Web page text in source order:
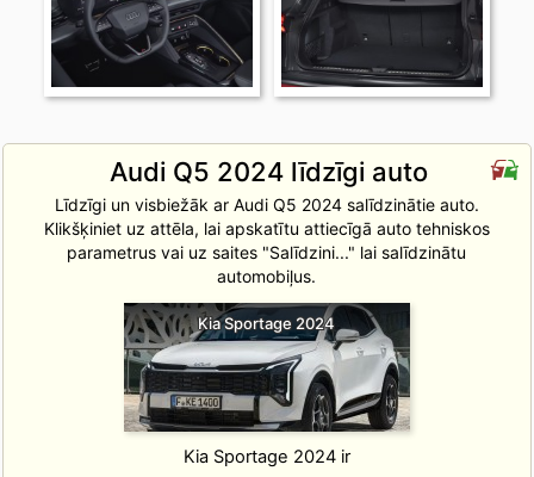
Audi Q5 2024 līdzīgi auto
Līdzīgi un visbiežāk ar Audi Q5 2024 salīdzinātie auto.
Klikšķiniet uz attēla, lai apskatītu attiecīgā auto tehniskos
parametrus vai uz saites "Salīdzini..." lai salīdzinātu
automobiļus.
Kia Sportage 2024
Kia Sportage 2024 ir